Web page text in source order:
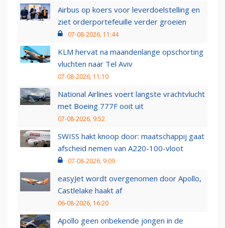
Airbus op koers voor leverdoelstelling en
ziet orderportefeuille verder groeien
07-08-2026, 11:44
KLM hervat na maandenlange opschorting
vluchten naar Tel Aviv
07-08-2026, 11:10
National Airlines voert langste vrachtvlucht
met Boeing 777F ooit uit
07-08-2026, 9:52
SWISS hakt knoop door: maatschappij gaat
afscheid nemen van A220-100-vloot
07-08-2026, 9:09
easyJet wordt overgenomen door Apollo,
Castlelake haakt af
06-08-2026, 16:20
Apollo geen onbekende jongen in de